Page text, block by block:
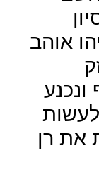
אוהב
ונכנע
לעשות
את רן